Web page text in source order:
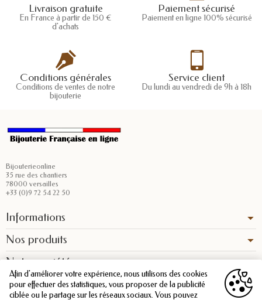
Livraison gratuite
En France à partir de 150 €
d'achats
Paiement sécurisé
Paiement en ligne 100% sécurisé
Conditions générales
Conditions de ventes de notre
bijouterie
Service client
Du lundi au vendredi de 9h à 18h
Bijouterieonline
35 rue des chantiers
78000 versailles
+33 (0)9 72 54 22 50
Informations
Nos produits
Notre société
Afin d'améliorer votre expérience, nous utilisons des cookies
pour effectuer des statistiques, vous proposer de la publicité
ciblée ou le partage sur les réseaux sociaux. Vous pouvez